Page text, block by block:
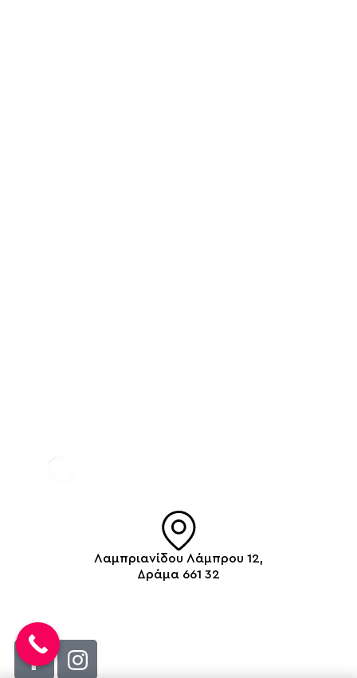
Λαμπριανίδου Λάμπρου 12,
Δράμα 661 32
2521 036926